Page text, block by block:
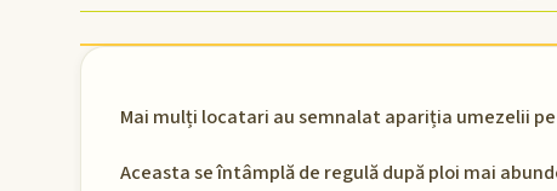
Mai mulți locatari au semnalat apariția umezelii
Aceasta se întâmplă de regulă după ploi mai